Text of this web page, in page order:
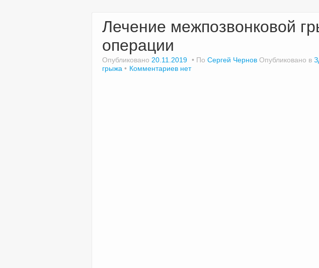
Лечение межпозвонковой
операции
Опубликовано 20.11.2019 По Сергей Чернов Опубликовано в
грыжа
Комментариев нет